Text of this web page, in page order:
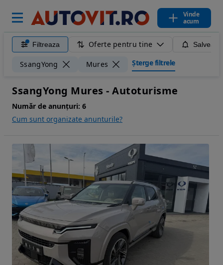
Vinde
acum
Filtreaza Oferte pentru tine
SsangYong Mures Șterge filtrele
SsangYong Mures - Autoturisme
Număr de anunțuri: 6
Cum sunt organizate anunturile?